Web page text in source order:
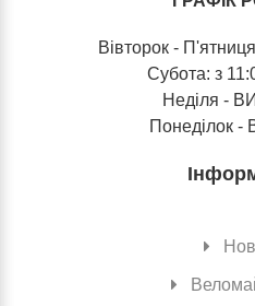
Вівторок -
Субота: з
Неділя -
Понеділок